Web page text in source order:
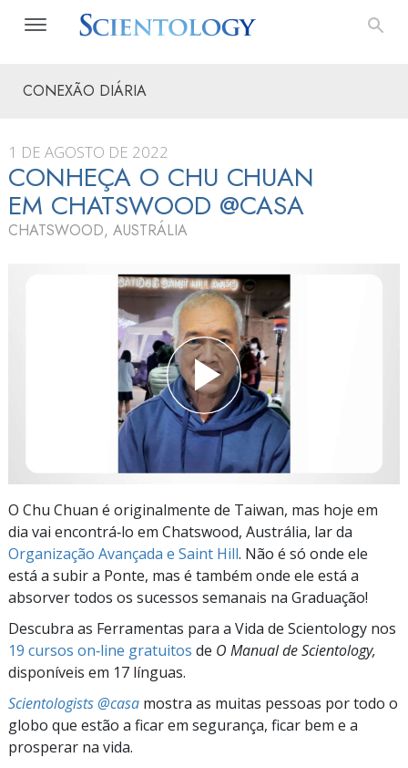
CONEXÃO DIÁRIA
1 DE AGOSTO DE 2022
CONHEÇA O CHU CHUAN
EM CHATSWOOD @CASA
CHATSWOOD, AUSTRÁLIA
O Chu Chuan é originalmente de Taiwan, mas hoje em
dia vai encontrá‑lo em Chatswood, Austrália, lar da
Organização Avançada e Saint Hill. Não é só onde ele
está a subir a Ponte, mas é também onde ele está a
absorver todos os sucessos semanais na Graduação!
Descubra as Ferramentas para a Vida de Scientology nos
19 cursos on‑line gratuitos de O Manual de Scientology,
disponíveis em 17 línguas.
Scientologists @casa mostra as muitas pessoas por todo o
globo que estão a ficar em segurança, ficar bem e a
prosperar na vida.